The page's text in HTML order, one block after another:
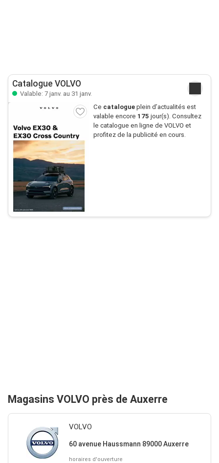
Catalogue VOLVO
Valable: 7 janv. au 31 janv.
Ce catalogueplein d’actualités est
valable encore 175 jour(s). Consultez
le catalogue en ligne de VOLVO et
profitez de la publicité en cours.
Magasins VOLVO près de Auxerre
VOLVO
60 avenue Haussmann 89000 Auxerre
horaires d'ouverture